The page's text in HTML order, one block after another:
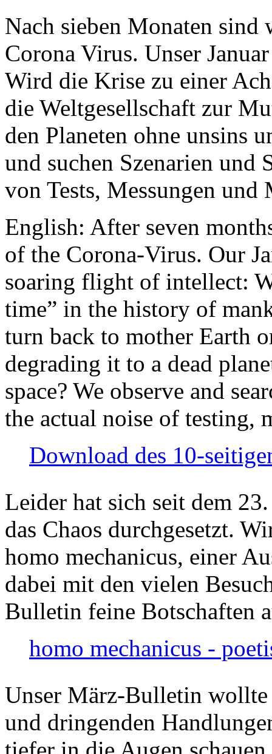
Nach sieben Monaten
Corona Virus. Unser
Wird die Krise zu einer
die Weltgesellschaft zur
den Planeten ohne unsins
und suchen Szenarien und
von Tests, Messungen und
English: After seven
of the Corona-Virus. Our
soaring flight of intellect:
time” in the history of
turn back to mother Earth
degrading it to a dead
space? We observe and
the actual noise of testing,
Download des 10-
Leider hat sich seit dem
das Chaos durchgesetzt.
homo mechanicus, einer
dabei mit den vielen
Bulletin feine Botschaften
homo mechanicus -
Unser März-Bulletin
und dringenden